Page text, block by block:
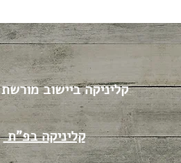
קליניקה ביישוב מורשת
קליניקה בפ"ת